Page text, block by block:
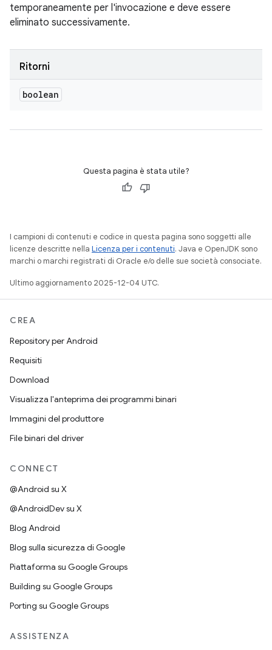
temporaneamente per l'invocazione e deve essere
eliminato successivamente.
Ritorni
boolean
Questa pagina è stata utile?
I campioni di contenuti e codice in questa pagina sono soggetti alle
licenze descritte nella Licenza per i contenuti. Java e OpenJDK sono
marchi o marchi registrati di Oracle e/o delle sue società consociate.
Ultimo aggiornamento 2025-12-04 UTC.
CREA
Repository per Android
Requisiti
Download
Visualizza l'anteprima dei programmi binari
Immagini del produttore
File binari del driver
CONNECT
@Android su X
@AndroidDev su X
Blog Android
Blog sulla sicurezza di Google
Piattaforma su Google Groups
Building su Google Groups
Porting su Google Groups
ASSISTENZA